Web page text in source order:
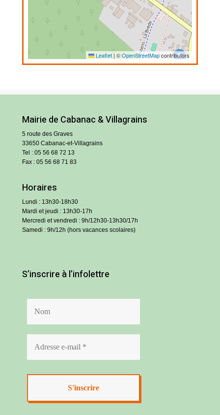
Leaflet | ©OpenStreetMapcontributors
Mairie de Cabanac & Villagrains
5 route des Graves
33650 Cabanac-et-Villagrains
Tel : 05 56 68 72 13
Fax : 05 56 68 71 83
Horaires
Lundi : 13h30-18h30
Mardi et jeudi : 13h30-17h
Mercredi et vendredi : 9h/12h30-13h30/17h
Samedi : 9h/12h (hors vacances scolaires)
S’inscrire à l’infolettre